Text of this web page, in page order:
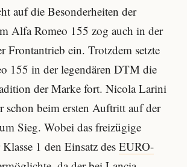
auf die Besonderheiten der
Alfa Romeo 155 zog auch in der
Frontantrieb ein. Trotzdem setzte
155 in der legendären DTM die
der Marke fort. Nicola Larini
schon beim ersten Auftritt auf der
Sieg. Wobei das freizügige
1 den Einsatz des EURO-